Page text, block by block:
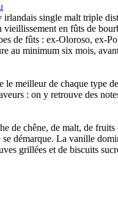
irlandais single malt triple
en fûts de
de fûts : ex-Oloroso, ex-
au minimum six mois,
le meilleur de chaque type
: on y retrouve des
de chêne, de malt, de fruits
démarque. La vanille
grillées et de biscuits